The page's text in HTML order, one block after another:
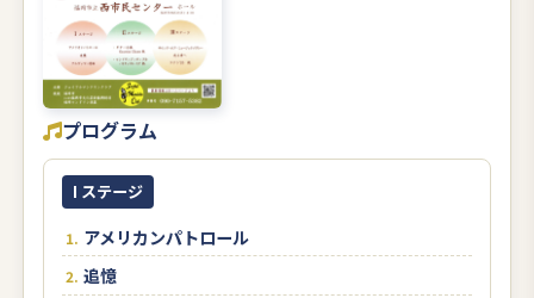
プログラム
I ステージ
アメリカンパトロール
追憶